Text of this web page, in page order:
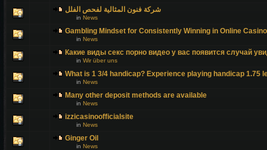
شركة فنون المثالية لفحص الفلل
in News
Gambling Mindset for Consistently Winning in Online
in News
Какие виды секс порно видео у вас появится случай
in Wir über uns
What is 1 3/4 handicap? Experience playing handicap 1.75
in News
Many other deposit methods are available
in News
izzicasinoofficialsite
in News
Ginger Oil
in News